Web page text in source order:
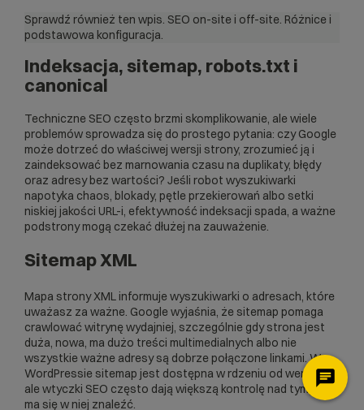
Sprawdź również ten wpis. SEO on-site i off-site. Różnice i
podstawowa konfiguracja.
Indeksacja, sitemap, robots.txt i
canonical
Techniczne SEO często brzmi skomplikowanie, ale wiele
problemów sprowadza się do prostego pytania: czy Google
może dotrzeć do właściwej wersji strony, zrozumieć ją i
zaindeksować bez marnowania czasu na duplikaty, błędy
oraz adresy bez wartości? Jeśli robot wyszukiwarki
napotyka chaos, blokady, pętle przekierowań albo setki
niskiej jakości URL-i, efektywność indeksacji spada, a ważne
podstrony mogą czekać dłużej na zauważenie.
Sitemap XML
Mapa strony XML informuje wyszukiwarki o adresach, które
uważasz za ważne. Google wyjaśnia, że sitemap pomaga
crawlować witrynę wydajniej, szczególnie gdy strona jest
duża, nowa, ma dużo treści multimedialnych albo nie
wszystkie ważne adresy są dobrze połączone linkami. W
WordPressie sitemap jest dostępna w rdzeniu od wersji 5.5,
ale wtyczki SEO często dają większą kontrolę nad tym, co
ma się w niej znaleźć.